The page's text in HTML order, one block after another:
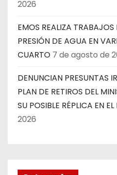
2026
EMOS REALIZA TRABAJOS
PRESIÓN DE AGUA EN
CUARTO 7 de agosto de
DENUNCIAN PRESUNTAS
PLAN DE RETIROS DEL
SU POSIBLE RÉPLICA EN
2026